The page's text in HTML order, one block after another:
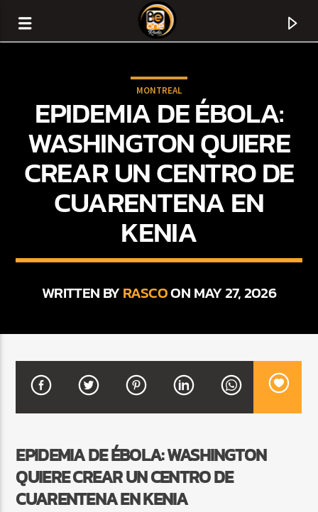
TITLE
CURRENT SHOW
VIBRAS TROPICALES
2:00 AM 4:00 AM
Beone Radio
MONTREAL
EPIDEMIA DE ÉBOLA:
WASHINGTON QUIERE
CREAR UN CENTRO DE
CUARENTENA EN
KENIA
WRITTEN BYRASCOON MAY 27, 2026
EPIDEMIA DE ÉBOLA: WASHINGTON
QUIERE CREAR UN CENTRO DE
CUARENTENA EN KENIA